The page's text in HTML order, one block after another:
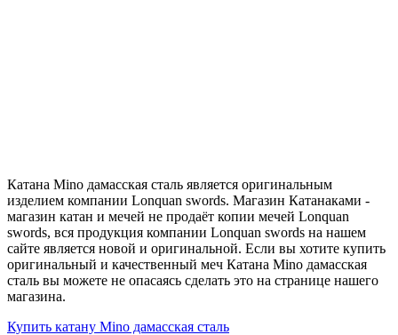
Катана Mino дамасская сталь является оригинальным
изделием компании Lonquan swords. Магазин Катанаками -
магазин катан и мечей не продаёт копии мечей Lonquan
swords, вся продукция компании Lonquan swords на нашем
сайте является новой и оригинальной. Если вы хотите купить
оригинальный и качественный меч Катана Mino дамасская
сталь вы можете не опасаясь сделать это на странице нашего
магазина.
Купить катану Mino дамасская сталь